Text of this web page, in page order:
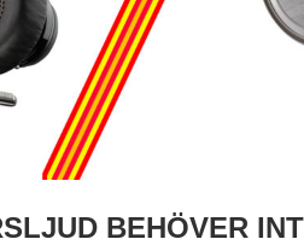
BEHÖVER